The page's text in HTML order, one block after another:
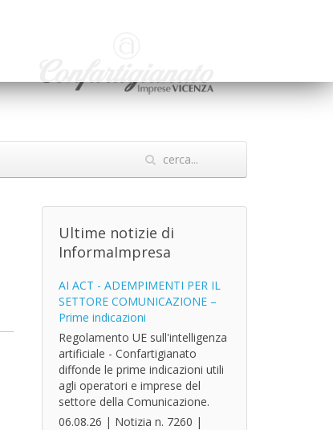
Ultime notizie di
InformaImpresa
AI ACT - ADEMPIMENTI PER IL
SETTORE COMUNICAZIONE –
Prime indicazioni
Regolamento UE sull'intelligenza
artificiale - Confartigianato
diffonde le prime indicazioni utili
agli operatori e imprese del
settore della Comunicazione.
06.08.26 | Notizia n. 7260 |